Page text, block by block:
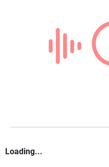
Loading...